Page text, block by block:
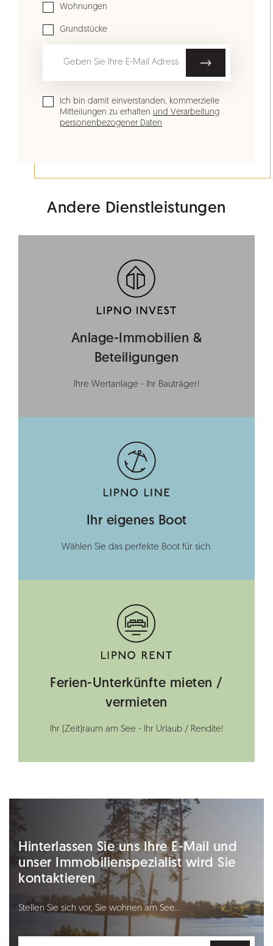
Wohnungen
Grundstücke
Ich bin damit einverstanden, kommerzielle
Mitteilungen zu erhalten und Verarbeitung
personenbezogener Daten
Andere Dienstleistungen
Anlage-Immobilien &
Beteiligungen
Ihre Wertanlage - Ihr Bauträger!
Ihr eigenes Boot
Wählen Sie das perfekte Boot für sich.
Ferien-Unterkünfte mieten /
vermieten
Ihr (Zeit)raum am See - Ihr Urlaub / Rendite!
Hinterlassen Sie uns Ihre E-Mail und
unser Immobilienspezialist wird Sie
kontaktieren
Stellen Sie sich vor, Sie wohnen am See…